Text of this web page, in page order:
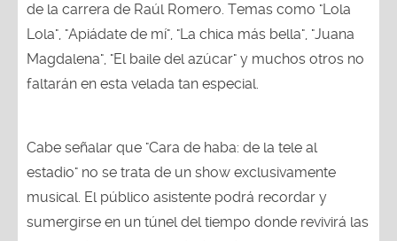
de la carrera de Raúl Romero. Temas como "Lola
Lola", "Apiádate de mí", "La chica más bella", "Juana
Magdalena", "El baile del azúcar" y muchos otros no
faltarán en esta velada tan especial.
Cabe señalar que "Cara de haba: de la tele al
estadio" no se trata de un show exclusivamente
musical. El público asistente podrá recordar y
sumergirse en un túnel del tiempo donde revivirá las